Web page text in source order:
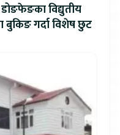
विद्युतीय
बुकिङ गर्दा विशेष छुट